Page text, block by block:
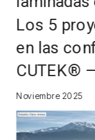
Los 5
en las
CUTEK®
Noviembre 2025